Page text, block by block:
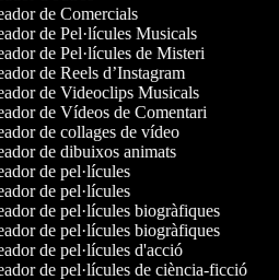
de Comercials
de Pel·lícules Musicals
de Pel·lícules de Misteri
de Reels d’Instagram
de Videoclips Musicals
de Vídeos de Comentari
de collages de vídeo
de dibuixos animats
de pel·lícules
de pel·lícules
de pel·lícules biogràfiques
de pel·lícules biogràfiques
de pel·lícules d'acció
de pel·lícules de ciència-ficció